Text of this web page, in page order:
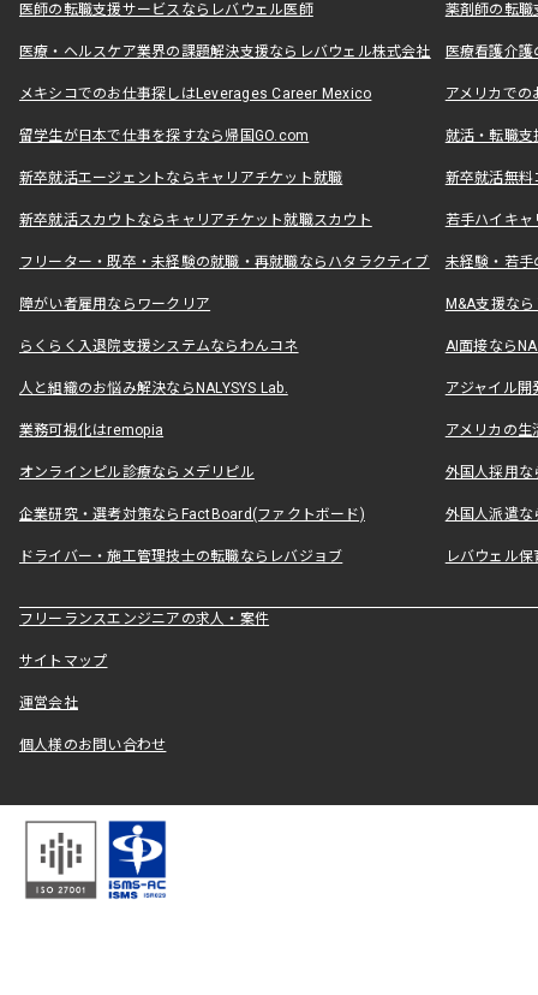
医師の転職支援サービスならレバウェル医師 薬剤師の転
医療・ヘルスケア業界の課題解決支援ならレバウェル株式会社 医療看護介
メキシコでのお仕事探しはLeverages Career Mexico アメリカで
留学生が日本で仕事を探すなら帰国GO.com 就活・転職
新卒就活エージェントならキャリアチケット就職 新卒就活無料
新卒就活スカウトならキャリアチケット就職スカウト 若手ハイキ
フリーター・既卒・未経験の就職・再就職ならハタラクティブ 未経験・若手
障がい者雇用ならワークリア M&A支援な
らくらく入退院支援システムならわんコネ AI面接なら
人と組織のお悩み解決ならNALYSYS Lab. アジャイル
業務可視化はremopia アメリカの
オンラインピル診療ならメデリピル 外国人採用
企業研究・選考対策ならFactBoard(ファクトボード) 外国人派遣な
ドライバー・施工管理技士の転職ならレバジョブ レバウェル
フリーランスエンジニアの求人・案件
サイトマップ
運営会社
個人様のお問い合わせ